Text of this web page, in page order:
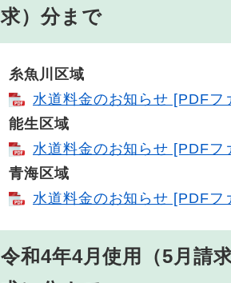
求）分まで
糸魚川区域
水道料金のお知らせ [PDFフ
能生区域
水道料金のお知らせ [PDFフ
青海区域
水道料金のお知らせ [PDFフ
令和4年4月使用（5月請